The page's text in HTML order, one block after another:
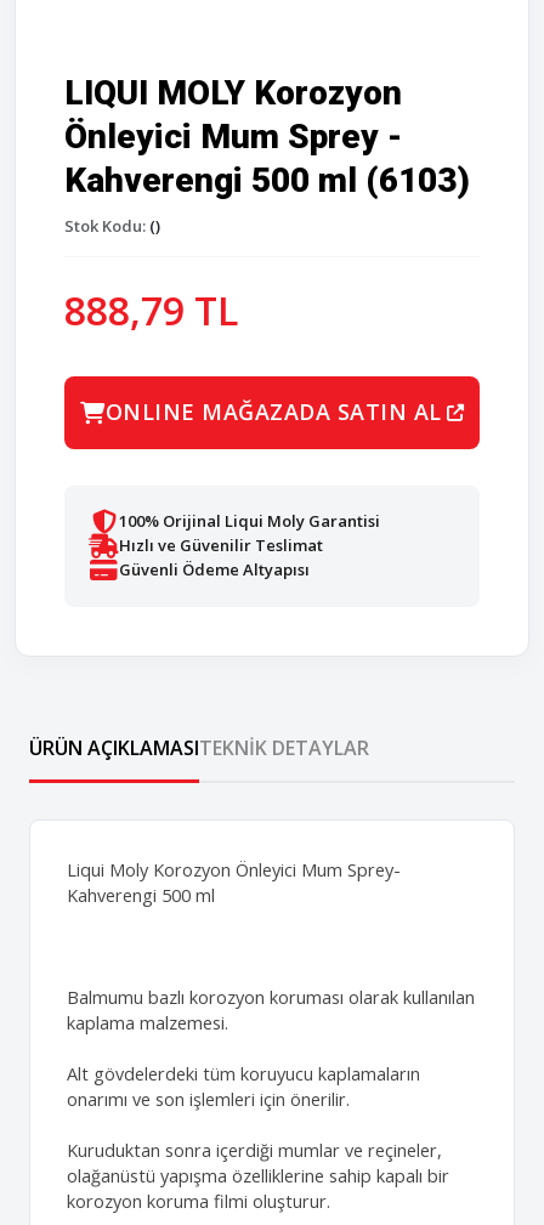
LIQUI MOLY Korozyon
Önleyici Mum Sprey -
Kahverengi 500 ml (6103)
Stok Kodu: ()
888,79 TL
ONLINE MAĞAZADA SATIN AL
100% Orijinal Liqui Moly Garantisi
Hızlı ve Güvenilir Teslimat
Güvenli Ödeme Altyapısı
ÜRÜN AÇIKLAMASITEKNIK DETAYLAR
Liqui Moly Korozyon Önleyici Mum Sprey-
Kahverengi 500 ml
Balmumu bazlı korozyon koruması olarak kullanılan
kaplama malzemesi.
Alt gövdelerdeki tüm koruyucu kaplamaların
onarımı ve son işlemleri için önerilir.
Kuruduktan sonra içerdiği mumlar ve reçineler,
olağanüstü yapışma özelliklerine sahip kapalı bir
korozyon koruma filmi oluşturur.